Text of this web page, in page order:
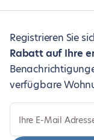
Registrieren Sie
Rabatt auf Ihre
verfügbare
Ihre E-Mail